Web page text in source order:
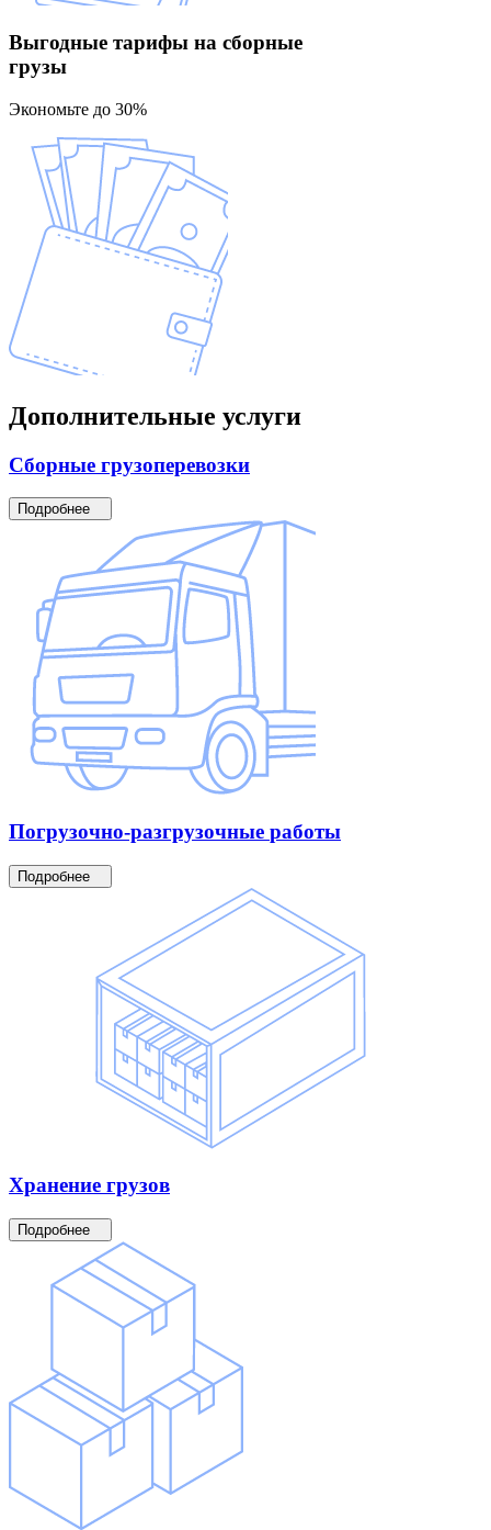
Выгодные тарифы на сборные
грузы
Экономьте до 30%
Дополнительные услуги
Сборные грузоперевозки
Подробнее
Погрузочно-разгрузочные работы
Подробнее
Хранение грузов
Подробнее